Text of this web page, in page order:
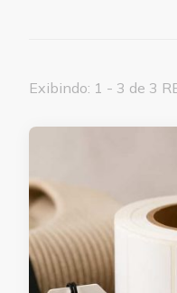
Exibindo: 1 - 3 de 3